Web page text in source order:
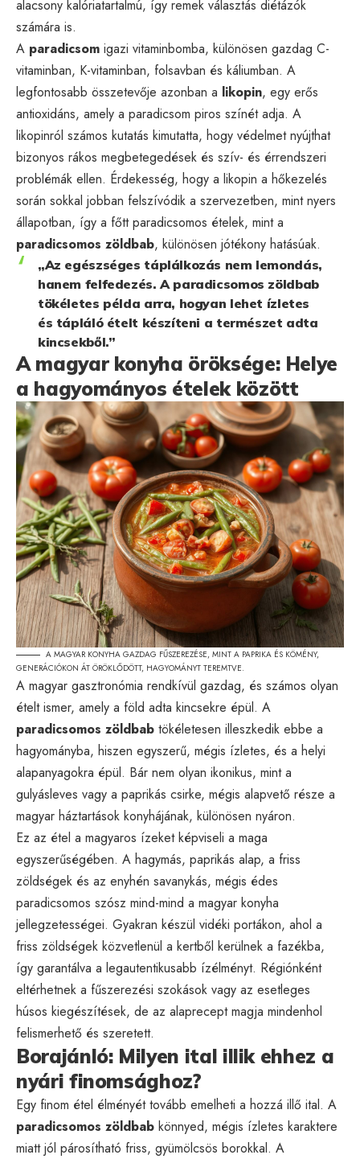
alacsony kalóriatartalmú, így remek választás diétázók
számára is.
A paradicsom igazi vitaminbomba, különösen gazdag C-
vitaminban, K-vitaminban, folsavban és káliumban. A
legfontosabb összetevője azonban a likopin, egy erős
antioxidáns, amely a paradicsom piros színét adja. A
likopinról számos kutatás kimutatta, hogy védelmet nyújthat
bizonyos rákos megbetegedések és szív- és érrendszeri
problémák ellen. Érdekesség, hogy a likopin a hőkezelés
során sokkal jobban felszívódik a szervezetben, mint nyers
állapotban, így a főtt paradicsomos ételek, mint a
paradicsomos zöldbab, különösen jótékony hatásúak.
„Az egészséges táplálkozás nem lemondás,
hanem felfedezés. A paradicsomos zöldbab
tökéletes példa arra, hogyan lehet ízletes
és tápláló ételt készíteni a természet adta
kincsekből.”
A magyar konyha öröksége: Helye
a hagyományos ételek között
A MAGYAR KONYHA GAZDAG FŰSZEREZÉSE, MINT A PAPRIKA ÉS KÖMÉNY,
GENERÁCIÓKON ÁT ÖRÖKLŐDÖTT, HAGYOMÁNYT TEREMTVE.
A magyar gasztronómia rendkívül gazdag, és számos olyan
ételt ismer, amely a föld adta kincsekre épül. A
paradicsomos zöldbab tökéletesen illeszkedik ebbe a
hagyományba, hiszen egyszerű, mégis ízletes, és a helyi
alapanyagokra épül. Bár nem olyan ikonikus, mint a
gulyásleves vagy a paprikás csirke, mégis alapvető része a
magyar háztartások konyhájának, különösen nyáron.
Ez az étel a magyaros ízeket képviseli a maga
egyszerűségében. A hagymás, paprikás alap, a friss
zöldségek és az enyhén savanykás, mégis édes
paradicsomos szósz mind-mind a magyar konyha
jellegzetességei. Gyakran készül vidéki portákon, ahol a
friss zöldségek közvetlenül a kertből kerülnek a fazékba,
így garantálva a legautentikusabb ízélményt. Régiónként
eltérhetnek a fűszerezési szokások vagy az esetleges
húsos kiegészítések, de az alaprecept magja mindenhol
felismerhető és szeretett.
Borajánló: Milyen ital illik ehhez a
nyári finomsághoz?
Egy finom étel élményét tovább emelheti a hozzá illő ital. A
paradicsomos zöldbab könnyed, mégis ízletes karaktere
miatt jól párosítható friss, gyümölcsös borokkal. A